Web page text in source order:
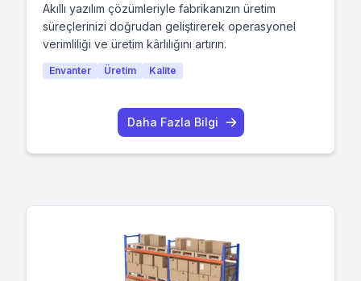
Akıllı yazılım çözümleriyle fabrikanızın üretim
süreçlerinizi doğrudan geliştirerek operasyonel
verimliliği ve üretim kârlılığını artırın.
Envanter Üretim Kalite
Daha Fazla Bilgi